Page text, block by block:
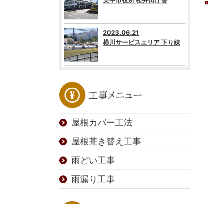
2023.06.21
横川サービスエリア 下り線
工事メニュー
屋根カバー工法
屋根葺き替え工事
雨どい工事
雨漏り工事